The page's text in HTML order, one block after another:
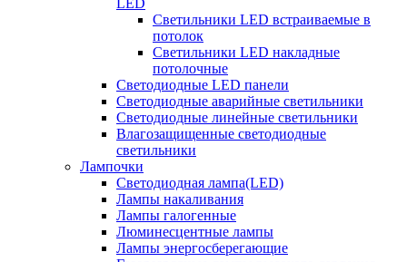
LED
Cветильники LED встраиваемые в
потолок
Светильники LED накладные
потолочные
Светодиодные LED панели
Светодиодные аварийные светильники
Светодиодные линейные светильники
Влагозащищенные светодиодные
светильники
Лампочки
Светодиодная лампа(LED)
Лампы накаливания
Лампы галогенные
Люминесцентные лампы
Лампы энергосберегающие